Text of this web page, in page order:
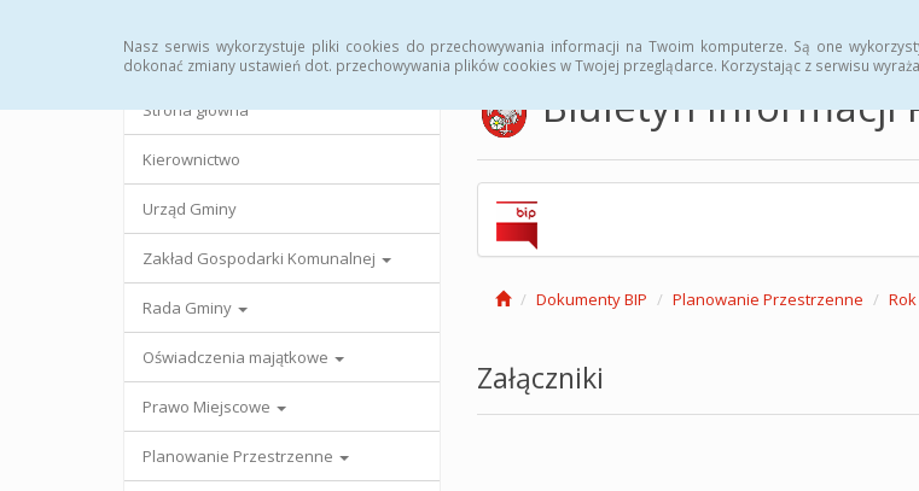
Nasz serwis wykorzystuje pliki cookies do przechowywania informacji na Twoim komputerze. Są one
dokonać zmiany ustawień dot. przechowywania plików cookies w Twojej przeglądarce. Korzystając z serwisu
Strona główna
Kierownictwo
Urząd Gminy
Zakład Gospodarki Komunalnej
Rada Gminy
Oświadczenia majątkowe
Prawo Miejscowe
Planowanie Przestrzenne
Biuletyn Informacji
Dokumenty BIP Planowanie Przestrzenne Rok
Załączniki